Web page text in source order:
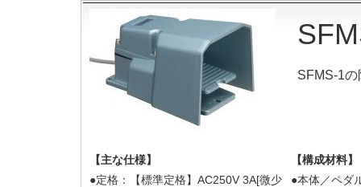
SFMS-1
【主な仕様】
●定格：【標準定格】AC250V 3A[微少
【構成材料】
●本体／ペダ